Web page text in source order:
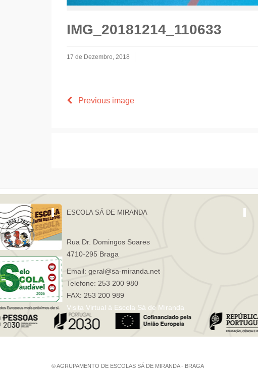
IMG_20181214_110633
17 de Dezembro, 2018
Previous image
ESCOLA SÁ DE MIRANDA
Rua Dr. Domingos Soares
4710-295 Braga
Email: geral@sa-miranda.net
Telefone: 253 200 980
FAX: 253 200 989
Visita Virtual à Escola Sá de Miranda
© AGRUPAMENTO DE ESCOLAS SÁ DE MIRANDA - BRAGA